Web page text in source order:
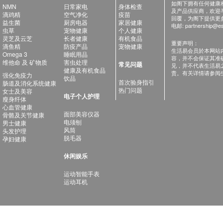
NMN
滴鸡精
益生菌
虫草
灵芝及云芝
滴鱼精
Omega 3
维他命 及 矿物质
强化免疫力
肠道及消化系统健康
女士及美容
瘦身纤体
心血管健康
骨骼及关节健康
男士健康
头发护理
孕妇健康
日常家电
空气净化
厨房电器
宠物健康
长者健康
防疫产品
睡眠用品
害虫处理
健康及有机食品
饮品
电子个人护理
面部美容仪器
电须刨
风筒
脱毛器
休闲娱乐
运动智能手表
运动耳机
身体检查
疫苗
家居健康
个人健康
有机食品
宠物健康
常见问题
首次验身指引
热门问题
如阁下拥有任何健康
及产品供应商，欢迎
回覆，为阁下提供更
电邮:
重要声明：
生活易会员於本网站
容，并不会保证其准
见，并不代表生活
责。有关详情请参阅